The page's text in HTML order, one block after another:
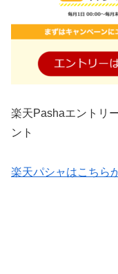
楽天Pashaエントリ
ント
楽天パシャはこちら